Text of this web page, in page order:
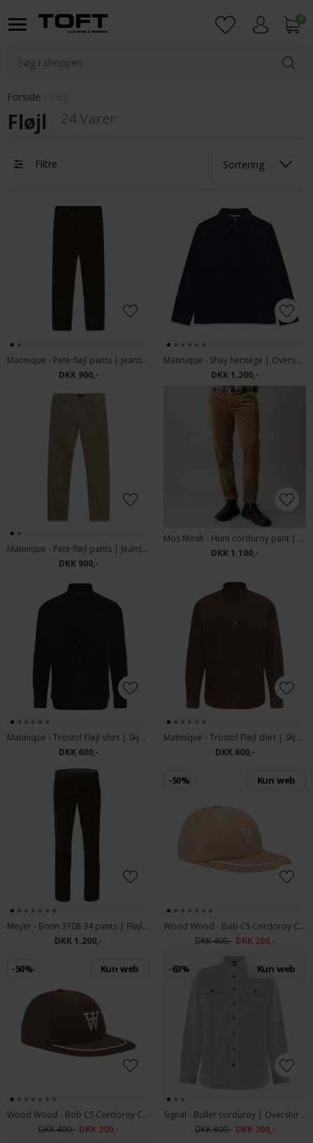
0
Forside
Fløjl 24 Varer
Filtre
Matinique - Pete fløjl pants | Jeans Turkish Coffee
DKK 900,-
Matinique - Shay heritage | Overshirt Dark Navy
DKK 1.200,-
Matinique - Pete fløjl pants | Jeans Silver Sage
DKK 900,-
Mos Mosh - Hunt corduroy pant | Fløjlsbuks Toffee
DKK 1.100,-
Matinique - Trostol Fløjl shirt | Skjorte Ganache
DKK 600,-
Matinique - Trostol Fløjl shirt | Skjorte Emperador
DKK 600,-
Meyer - Bonn 3708 34 pants | Fløjlsbuks Beige
DKK 1.200,-
-50% Kun web
Wood Wood - Bob CS Cordoroy Cap | Kasket Curds & Whey
DKK 400,- DKK 200,-
-50% Kun web
Wood Wood - Bob CS Cordoroy Cap | Kasket Potting Soil
DKK 400,- DKK 200,-
-63% Kun web
Signal - Buller corduroy | Overshirt Coffee Liquer
DKK 800,- DKK 300,-